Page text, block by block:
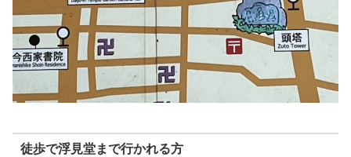
徒歩で浮見堂まで行かれる方